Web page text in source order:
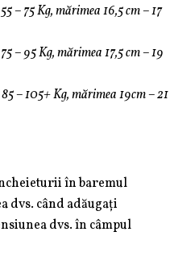
– 75 Kg, mărimea 16,5 cm – 17
– 95 Kg, mărimea 17,5 cm – 19
– 105+ Kg, mărimea 19cm – 21
în baremul
dvs. când adăugați
dvs. în câmpul